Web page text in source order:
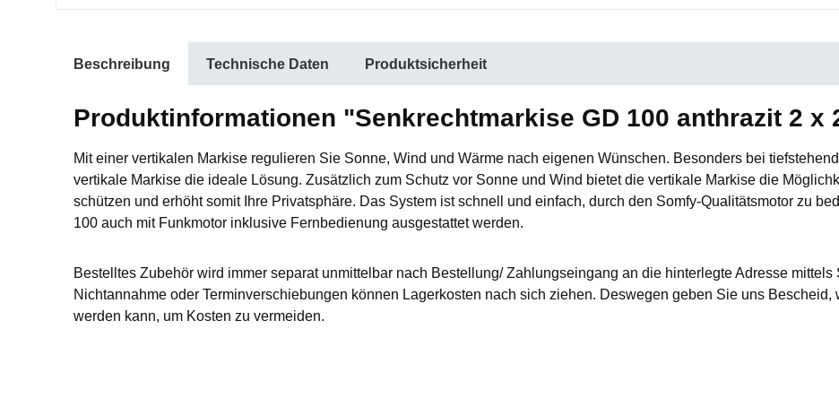
Beschreibung Technische Daten Produktsicherheit
Produktinformationen "Senkrechtmarkise GD 100 anthrazit 2 x
Mit einer vertikalen Markise regulieren Sie Sonne, Wind und Wärme nach eigenen Wünschen. Besonders bei
vertikale Markise die ideale Lösung. Zusätzlich zum Schutz vor Sonne und Wind bietet die vertikale Markise die
schützen und erhöht somit Ihre Privatsphäre. Das System ist schnell und einfach, durch den Somfy-Qualitätsmotor zu
100 auch mit Funkmotor inklusive Fernbedienung ausgestattet werden.
Bestelltes Zubehör wird immer separat unmittelbar nach Bestellung/ Zahlungseingang an die hinterlegte Adresse
Nichtannahme oder Terminverschiebungen können Lagerkosten nach sich ziehen. Deswegen geben Sie uns
werden kann, um Kosten zu vermeiden.